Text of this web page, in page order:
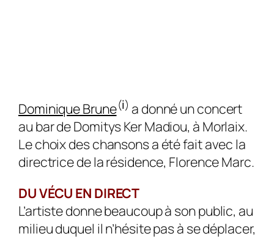
Dominique Brune(ℹ) a donné un concert
au bar de Domitys Ker Madiou, à Morlaix.
Le choix des chansons a été fait avec la
directrice de la résidence, Florence Marc.
DU VÉCU EN DIRECT
L’artiste donne beaucoup à son public, au
milieu duquel il n’hésite pas à se déplacer,